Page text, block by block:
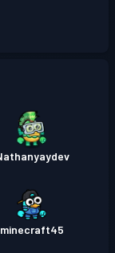
minecraft45